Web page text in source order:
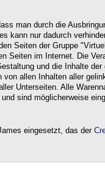
man durch die
kann nur dadurch
Seiten der Gruppe
Seiten im Internet. Die
und die Inhalte der
allen Inhalten aller
Unterseiten. Alle
sind möglicherweise
eingesetzt, das der